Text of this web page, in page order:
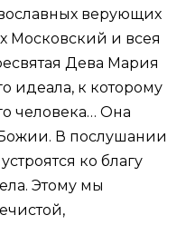
верующих
Московский и всея
Дева Мария
идеала, к которому
человека… Она
В послушании
ко благу
Этому мы